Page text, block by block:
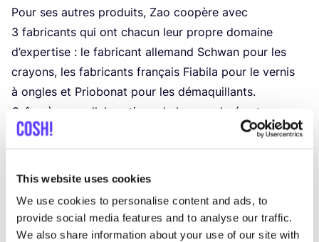
This website uses cookies
We use cookies to personalise content and ads, to
provide social media features and to analyse our traffic.
We also share information about your use of our site with
Pour ses autres pro­duits, Zao coopère avec
3 fabri­cants qui ont cha­cun leur propre domaine
d’ex­per­tise : le fabri­cant alle­mand Schwan pour les
crayons, les fabri­cants fran­çais Fia­bi­la pour le ver­nis
à ongles et Prio­bo­nat pour les démaquillants.
Grâce à ses col­la­bo­ra­tions de longue durée et ses
rela­tions étroites avec ses four­nis­seurs, Zao peut
garan­tir la qua­li­té de ses produits.
sur leurs four­nis­seurs en matières premières.
Pour plus d’in­for­ma­tions sur Zao Makeup, veuillez